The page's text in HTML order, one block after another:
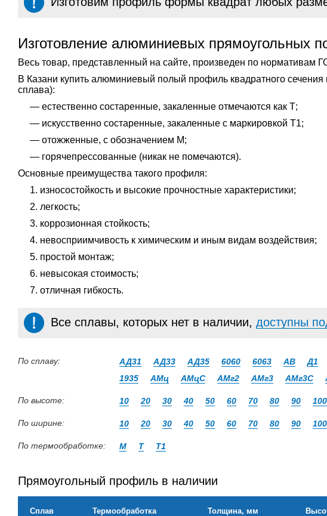
Изготовление алюминиевых прямоугольных
Весь товар, представленный на сайте, произведен по
В Казани купить алюминиевый полый профиль квадратного
сплава):
естественно состаренные, закаленные отмечаются как Т;
искусственно состаренные, закаленные с маркировкой Т1;
отожженные, с обозначением М;
горячепрессованные (никак не помечаются).
Основные преимущества такого профиля:
износостойкость и высокие прочностные характеристики;
легкость;
коррозионная стойкость;
невосприимчивость к химическим и иным видам воздействия;
простой монтаж;
невысокая стоимость;
отличная гибкость.
Все сплавы, которых нет в наличии, доступны
По сплаву: АД31 АД33 АД35 6060 6063 АВ Д1
1935
АМц АМцС АМг2 АМг3 АМг3С
По высоте: 10 20 30 40 50 60 70 80 90 100
По ширине: 10 20 30 40 50 60 70 80 90 100
По термообработке: М Т Т1
Прямоугольный профиль в наличии
Сплав Термообработка Толщина, мм